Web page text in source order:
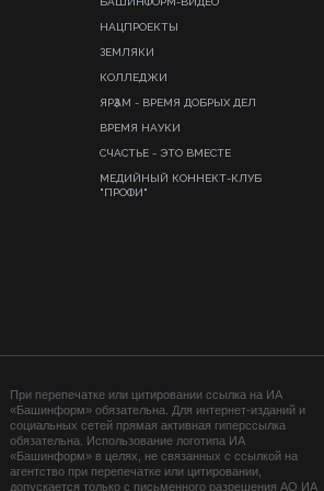
НАЦПРОЕКТЫ
ЗЕМЛЯКИ
КОЛЛЕДЖИ
ЯРҘАМ - ВРЕМЯ ДОБРЫХ ДЕЛ
ВРЕМЯ НАУКИ
СЧАСТЬЕ - ЭТО ВМЕСТЕ
МЕДИЙНЫЙ КОННЕКТ-КЛУБ
"ПРОФИ"
При перепечатке или цитировании ссылка на ИА
«Башинформ» обязательна. Для интернет-изданий и
социальных сетей прямая активная гиперссылка
обязательна. Использование логотипа ИА
«Башинформ» в целях, не связанных с ссылкой на
агентство при перепечатке или цитировании,
допускается только с письменного разрешения АО ИА